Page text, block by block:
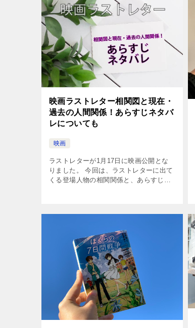
[…]
映画ラストレター相関図と現在・
過去の人間関係！あらすじネタバ
レについても
映画
ラストレターが1月17日に映画公開とな
りました。 今回は、ラストレターに出て
くる登場人物の相関関係と、あらすじを